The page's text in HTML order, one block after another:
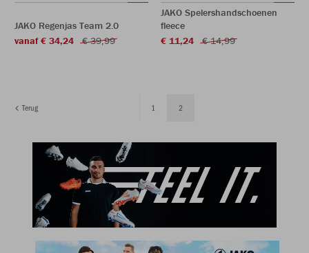
JAKO Regenjas Team 2.0
vanaf € 34,24
€ 39,99
JAKO Spelershandschoenen
fleece
€ 11,24
€ 14,99
Terug 1 2